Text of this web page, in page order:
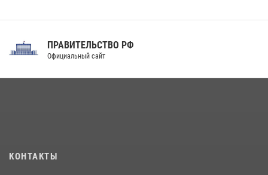
Праздник «Один день с Росгвардией» к 105-летию Центрального
ПРАВИТЕЛЬСТВО РФ
Официальный сайт
КОНТАКТЫ